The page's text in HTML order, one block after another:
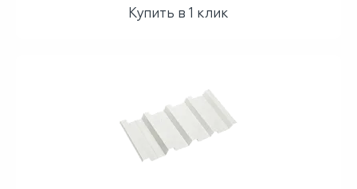
Купить в 1 клик